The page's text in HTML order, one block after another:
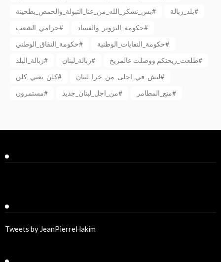
بس_نشكر_الله_من_عنا_التبولة_والحمص_بطحينة#
بلد_زبالة#
حرامي_الشعب#
حكومة_التزوير_والفساد#
حكومة_النفاق_الوطني#
حكومة_النفايات_الوطنية#
زبالة_البلد#
زبالة_لبنان#
طلعت_ريحتكم ووصلت عالمريخ#
كلن_يعني_كلن#
ليش_في_احلى_من_خرا_لبنان#
مستمرون#
من_اجل_لبنان_جديد# منع_المطامر#
Tweets by JeanPierreHakim